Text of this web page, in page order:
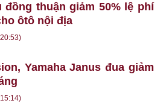
đồng thuận giảm 50% lệ phí
ôtô nội địa
Yamaha Janus đua giảm